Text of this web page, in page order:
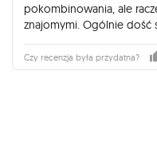
pokombinowania, ale
znajomymi. Ogólnie dość
Czy recenzja była przydatna?